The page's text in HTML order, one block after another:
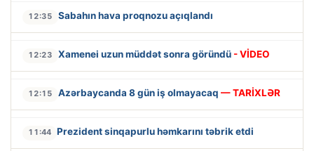
12:35 Sabahın hava proqnozu açıqlandı
12:23 Xamenei uzun müddət sonra göründü - VİDEO
12:15 Azərbaycanda 8 gün iş olmayacaq — TARİXLƏR
11:44 Prezident sinqapurlu həmkarını təbrik etdi